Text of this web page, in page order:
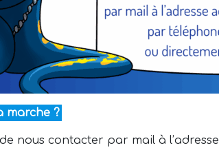
marche ?
nous contacter par mail à l’adresse